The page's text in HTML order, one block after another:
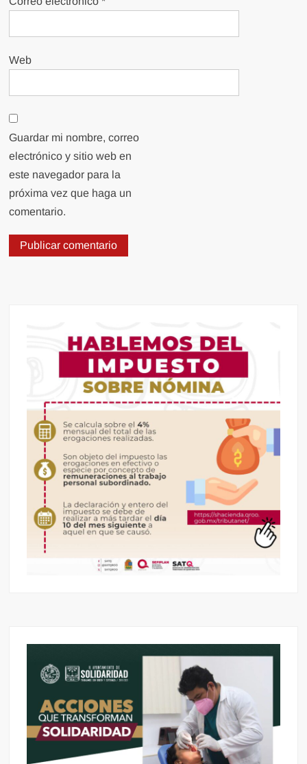
Web
Guardar mi nombre, correo
electrónico y sitio web en
este navegador para la
próxima vez que haga un
comentario.